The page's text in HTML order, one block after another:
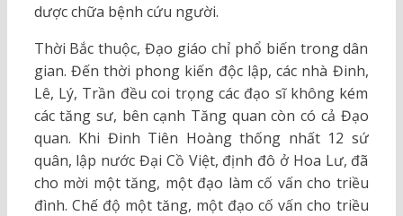
dược chữa bệnh cứu người.
Thời Bắc thuộc, Đạo giáo chỉ phổ biến trong dân
gian. Đến thời phong kiến độc lập, các nhà Đinh,
Lê, Lý, Trần đều coi trọng các đạo sĩ không kém
các tăng sư, bên cạnh Tăng quan còn có cả Đạo
quan. Khi Đinh Tiên Hoàng thống nhất 12 sứ
quân, lập nước Đại Cồ Việt, định đô ở Hoa Lư, đã
cho mời một tăng, một đạo làm cố vấn cho triều
đình. Chế độ một tăng, một đạo cố vấn cho triều